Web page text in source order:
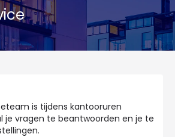
is tijdens kantooruren
je vragen te beantwoorden en je te